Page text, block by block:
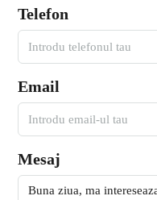
Telefon
Email
Mesaj